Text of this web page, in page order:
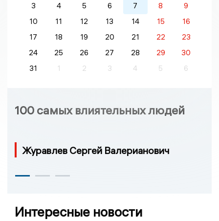
3
4 5 6 7 8
9
10
11 12 13 14 15
16
17
18 19 20 21 22
23
24
25 26 27 28 29
30
31
1 2 3 4 5 6
100 самых влиятельных людей
Журавлев Сергей Валерианович
Интересные новости